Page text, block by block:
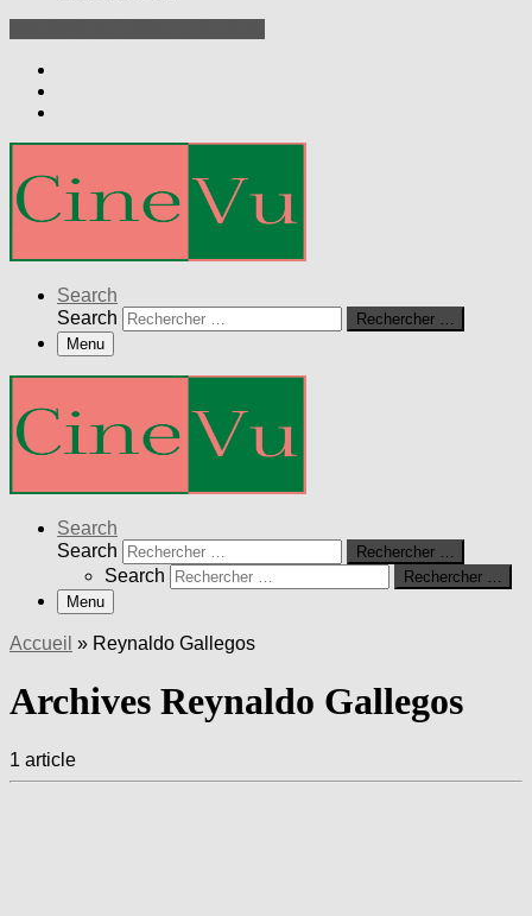
Search
Search
Rechercher …
Menu
Search
Search
Rechercher …
Search
Rechercher …
Menu
Accueil » Reynaldo Gallegos
Archives Reynaldo Gallegos
1 article